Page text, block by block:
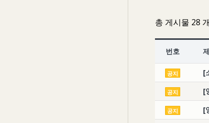
총 게시물 28
번호
공지 [
공지 [
공지 [